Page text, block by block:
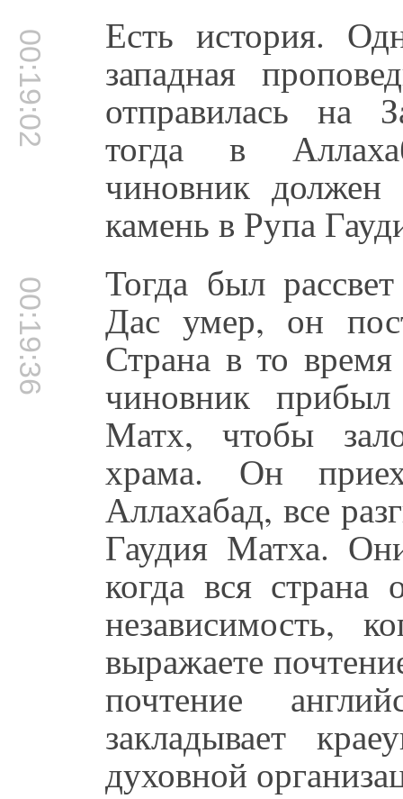
00:19:02 Есть история.
западная
отправилась на
тогда в
чиновник должен
камень в Рупа
00:19:36 Тогда был
Дас умер, он
Страна в то
чиновник
Матх, чтобы
храма. Он
Аллахабад, все
Гаудия Матха.
когда вся страна
независимость,
выражаете
почтение
закладывает
духовной